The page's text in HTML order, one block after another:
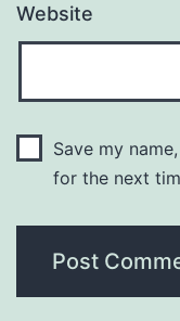
Website
Save my
for the next